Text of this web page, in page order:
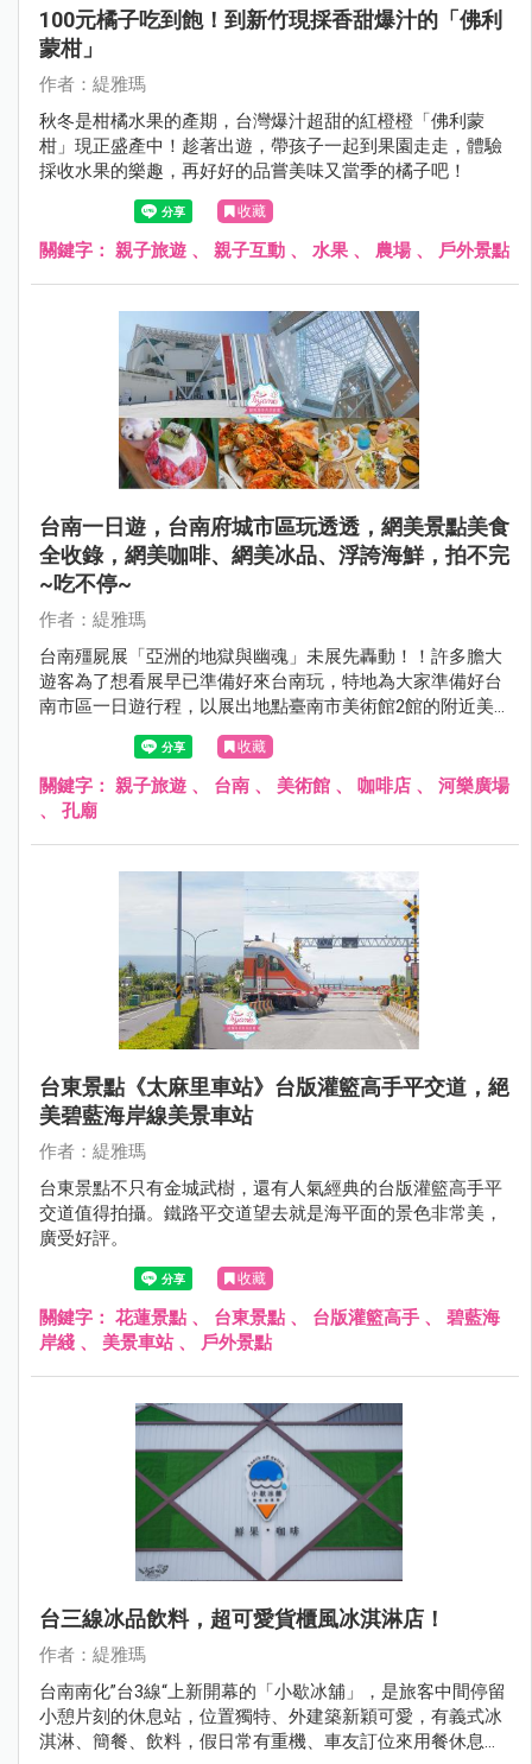
100元橘子吃到飽！到新竹現採香甜爆汁的「佛利
蒙柑」
作者：緹雅瑪
秋冬是柑橘水果的產期，台灣爆汁超甜的紅橙橙「佛利蒙
柑」現正盛產中！趁著出遊，帶孩子一起到果園走走，體驗
採收水果的樂趣，再好好的品嘗美味又當季的橘子吧！
收藏
關鍵字： 親子旅遊 、 親子互動 、 水果 、 農場 、 戶外景點
台南一日遊，台南府城市區玩透透，網美景點美食
全收錄，網美咖啡、網美冰品、浮誇海鮮，拍不完
~吃不停~
作者：緹雅瑪
台南殭屍展「亞洲的地獄與幽魂」未展先轟動！！許多膽大
遊客為了想看展早已準備好來台南玩，特地為大家準備好台
南市區一日遊行程，以展出地點臺南市美術館2館的附近美
食景點推薦給大家，想推薦的台南美食景點太多，所以文章
內可依喜好作刪減，人氣名店有可能需要排隊，也要有心理
準備哦~
收藏
關鍵字： 親子旅遊 、 台南 、 美術館 、 咖啡店 、 河樂廣場
、 孔廟
台東景點《太麻里車站》台版灌籃高手平交道，絕
美碧藍海岸線美景車站
作者：緹雅瑪
台東景點不只有金城武樹，還有人氣經典的台版灌籃高手平
交道值得拍攝。鐵路平交道望去就是海平面的景色非常美，
廣受好評。
收藏
關鍵字： 花蓮景點 、 台東景點 、 台版灌籃高手 、 碧藍海
岸綫 、 美景車站、 戶外景點
台三線冰品飲料，超可愛貨櫃風冰淇淋店！
作者：緹雅瑪
台南南化”台3線“上新開幕的「小歇冰舖」，是旅客中間停留
小憩片刻的休息站，位置獨特、外建築新穎可愛，有義式冰
淇淋、簡餐、飲料，假日常有重機、車友訂位來用餐休息，